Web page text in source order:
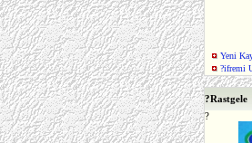
Yeni
?ifremi
?Rastgele
?